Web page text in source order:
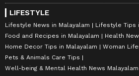
LIFESTYLE
Lifestyle News in Malayalam
Lifestyle Tips
Food and Recipes in Malayalam
Health
Home Decor Tips in Malayalam
Woman
Pets & Animals Care Tips
Well-being & Mental Health News Malayalam